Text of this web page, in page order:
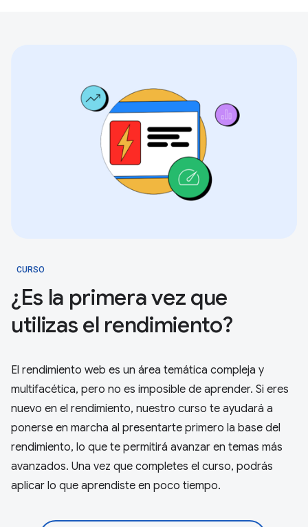
CURSO
¿Es la primera vez que
utilizas el rendimiento?
El rendimiento web es un área temática compleja y
multifacética, pero no es imposible de aprender. Si eres
nuevo en el rendimiento, nuestro curso te ayudará a
ponerse en marcha al presentarte primero la base del
rendimiento, lo que te permitirá avanzar en temas más
avanzados. Una vez que completes el curso, podrás
aplicar lo que aprendiste en poco tiempo.